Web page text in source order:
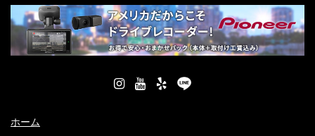
ホーム